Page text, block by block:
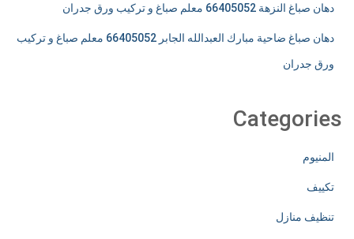
دهان صباغ النزهة 66405052 معلم صباغ و تركيب ورق جدران
دهان صباغ ضاحية مبارك العبدالله الجابر 66405052 معلم صباغ و تركيب
ورق جدران
Categories
المنيوم
تكييف
تنظيف منازل